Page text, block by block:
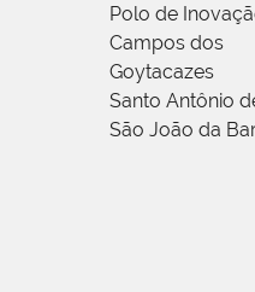
Polo de
Campos dos
Goytacazes
Santo Antônio
São João da